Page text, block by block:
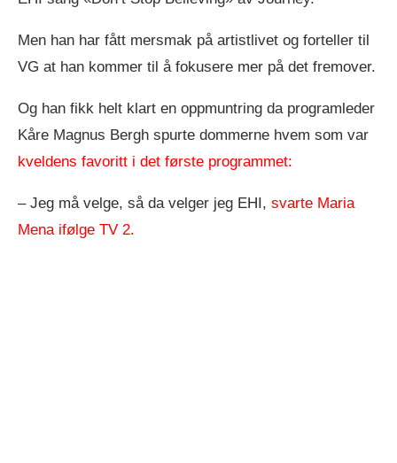
Men han har fått mersmak på artistlivet og forteller til
VG at han kommer til å fokusere mer på det fremover.
Og han fikk helt klart en oppmuntring da programleder
Kåre Magnus Bergh spurte dommerne hvem som var
kveldens favoritt i det første programmet:
– Jeg må velge, så da velger jeg EHI, svarte Maria
Mena ifølge TV 2.